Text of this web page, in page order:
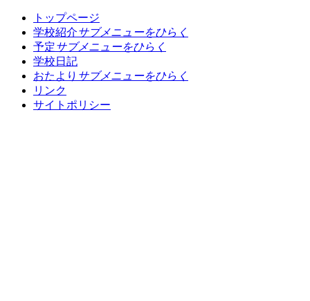
トップページ
学校紹介サブメニューをひらく
予定サブメニューをひらく
学校日記
おたより サブメニューをひらく
リンク
サイトポリシー